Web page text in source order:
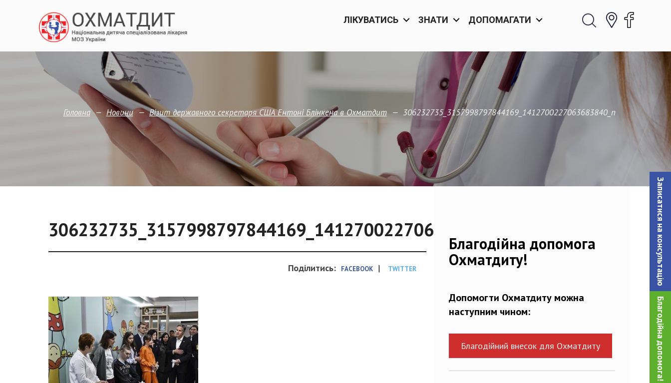
Записатися на консультацiю
Благодійна допомога!
ЛІКУВАТИСЬ ЗНАТИ ДОПОМАГАТИ
Головна — Новини — Візит державного секретаря США Ентоні Блінкена в Охматдит — 306232735_3157998797844169_1412700227063683840_n
306232735_3157998797844169_1412700227063683840_n
Поділитись: FACEBOOK | TWITTER
Благодійна допомога
Охматдиту!
Допомогти Охматдиту можна
наступним чином:
Благодійний внесок для Охматдиту